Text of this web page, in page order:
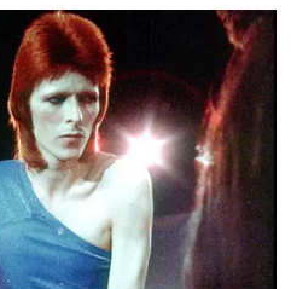
อง CP LAND ในการยกระดับ
มืองภูมิภาค ผ่านการพัฒนา
ออกแบบ และประสบการณ์
ายใต้แนวคิด “คุณภาพเพื่อทุก
อยู่อาศัย ครอบครัว และชุมชน
การ SŌLVANI นครสวรรค์ และ